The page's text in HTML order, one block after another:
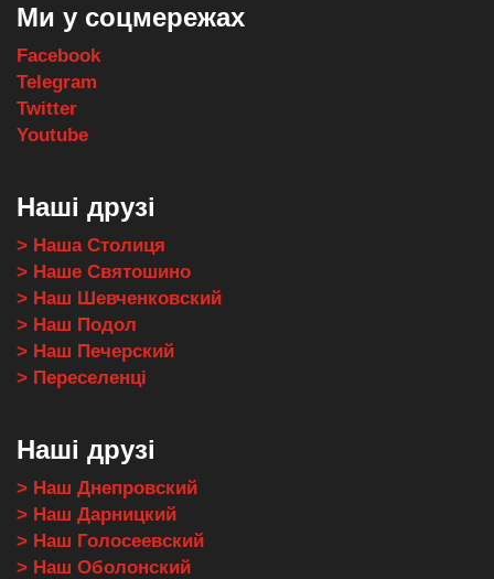
Ми у соцмережах
Facebook
Telegram
Twitter
Youtube
Наші друзі
> Наша Столиця
> Наше Святошино
> Наш Шевченковский
> Наш Подол
> Наш Печерский
> Переселенці
Наші друзі
> Наш Днепровский
> Наш Дарницкий
> Наш Голосеевский
> Наш Оболонский